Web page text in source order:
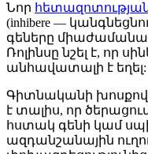
Նոր
(inhibere —
գեները
Ռոլինսը նշել է, որ
անհավատալի է եղել:
Գիտնականի
է տալիս, որ
հստակ գենի կամ
ազդանշանային